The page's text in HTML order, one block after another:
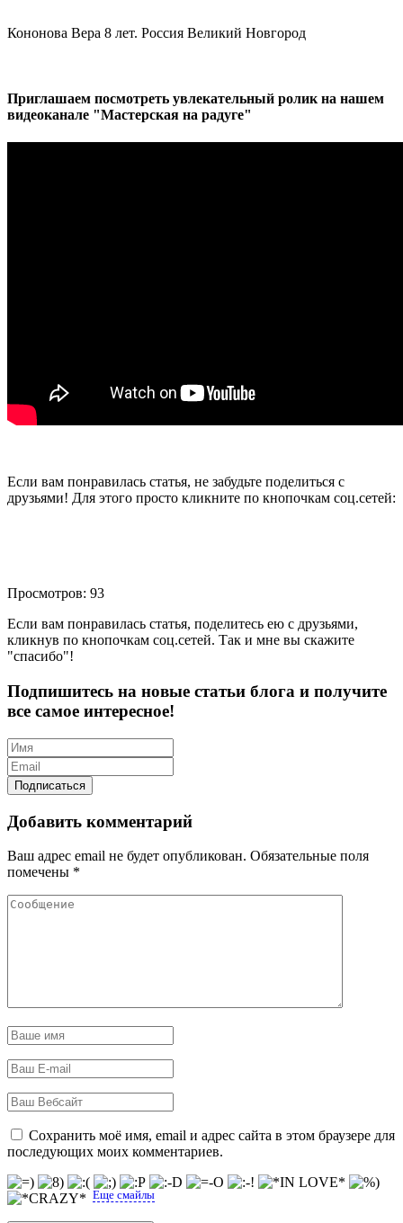
Кононова Вера 8 лет. Россия Великий Новгород
Приглашаем посмотреть увлекательный ролик на нашем
видеоканале "Мастерская на радуге"
Если вам понравилась статья, не забудьте поделиться с
друзьями! Для этого просто кликните по кнопочкам соц.сетей:
Просмотров: 93
Если вам понравилась статья, поделитесь ею с друзьями,
кликнув по кнопочкам соц.сетей. Так и мне вы скажите
"спасибо"!
Подпишитесь на новые статьи блога и получите
все самое интересное!
Добавить комментарий
Ваш адрес email не будет опубликован. Обязательные поля
помечены *
Сохранить моё имя, email и адрес сайта в этом браузере для
последующих моих комментариев.
Еще смайлы